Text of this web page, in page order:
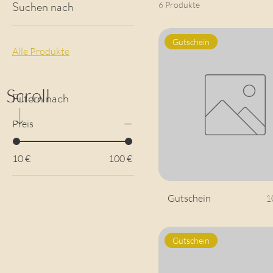
Scroll
Suchen nach
Alle Produkte
Filtern nach
Preis
10 € 100 €
6 Produkte
Gutschein
Gutschein
Gutschein